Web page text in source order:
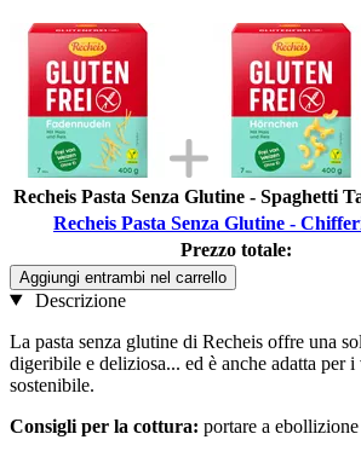
Recheis Pasta Senza Glutine - Spaghetti
Recheis Pasta Senza Glutine -
Prezzo totale:
Aggiungi entrambi nel carrello
Descrizione
La pasta senza glutine di Recheis offre una
digeribile e deliziosa... ed è anche adatta
sostenibile.
Consigli per la cottura: portare a